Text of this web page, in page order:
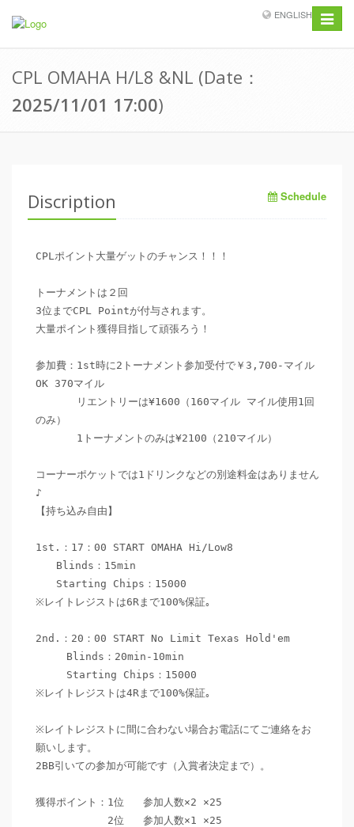
Toggle
ENGLISH
CPL OMAHA H/L8 &NL (Date ：
2025/11/01 17:00)
Discription Schedule
CPLポイント大量ゲットのチャンス！！！
トーナメントは２回
3位までCPL Pointが付与されます。
大量ポイント獲得目指して頑張ろう！
参加費：1st時に2トーナメント参加受付で￥3,700-マイル
OK 370マイル
リエントリーは¥1600（160マイル マイル使用1回
のみ）
1トーナメントのみは¥2100（210マイル）
コーナーポケットでは1ドリンクなどの別途料金はありません
♪
【持ち込み自由】
1st.：17：00 START OMAHA Hi/Low8
Blinds：15min
Starting Chips：15000
※レイトレジストは6Rまで100%保証｡
2nd.：20：00 START No Limit Texas Hold'em
Blinds：20min-10min
Starting Chips：15000
※レイトレジストは4Rまで100%保証｡
※レイトレジストに間に合わない場合お電話にてご連絡をお
願いします。
2BB引いての参加が可能です（入賞者決定まで）。
獲得ポイント：1位   参加人数×2 ×25
2位   参加人数×1 ×25